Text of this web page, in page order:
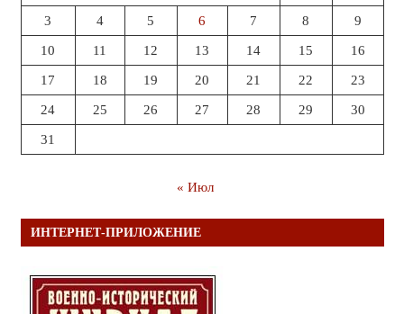
3 4 5 6 7 8 9
10 11 12 13 14 15 16
17 18 19 20 21 22 23
24 25 26 27 28 29 30
31
« Июл
ИНТЕРНЕТ-ПРИЛОЖЕНИЕ